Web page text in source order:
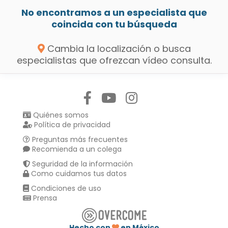
No encontramos a un especialista que
coincida con tu búsqueda
Cambia la localización o busca
especialistas que ofrezcan vídeo consulta.
Quiénes somos
Política de privacidad
Preguntas más frecuentes
Recomienda a un colega
Seguridad de la información
Como cuidamos tus datos
Condiciones de uso
Prensa